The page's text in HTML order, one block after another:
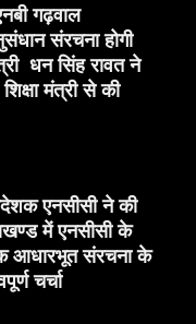
गढ़वाल
संरचना होगी
धन सिंह रावत ने
मंत्री से की
एनसीसी ने की
में एनसीसी के
आधारभूत संरचना के
चर्चा